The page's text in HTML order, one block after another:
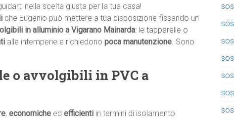
nella scelta giusta per la tua casa!
che Eugenio può mettere a tua disposizione fissando un
in alluminio a Vigarano Mainarda: le tapparelle o
alle intemperie e richiedono poca manutenzione. Sono
o avvolgibili in PVC a
, economiche ed efficienti in termini di isolamento